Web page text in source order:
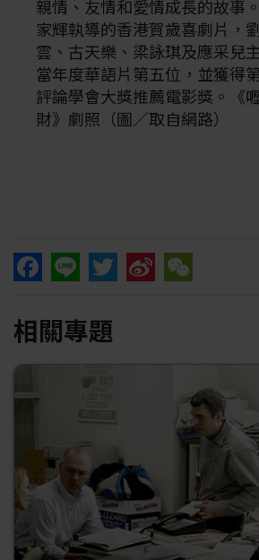
親情、友情和愛情成長的故事
家輝執導的香港賀歲喜劇片，
雲、古天樂、梁詠琪及應采兒
當年度華語片第五位，並獲得
評論學會大獎推薦電影獎。《
財》劇照（圖／取自網路）
相關專題